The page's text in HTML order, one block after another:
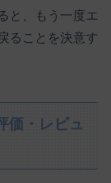
と、もう一度エ
ることを決意す
価・レビュ